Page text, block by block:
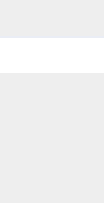
que reforçaram as